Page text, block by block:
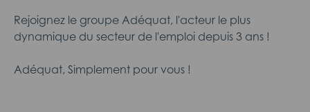
Rejoignez le groupe Adéquat, l'acteur le plus
dynamique du secteur de l'emploi depuis 3 ans !
Adéquat, Simplement pour vous !